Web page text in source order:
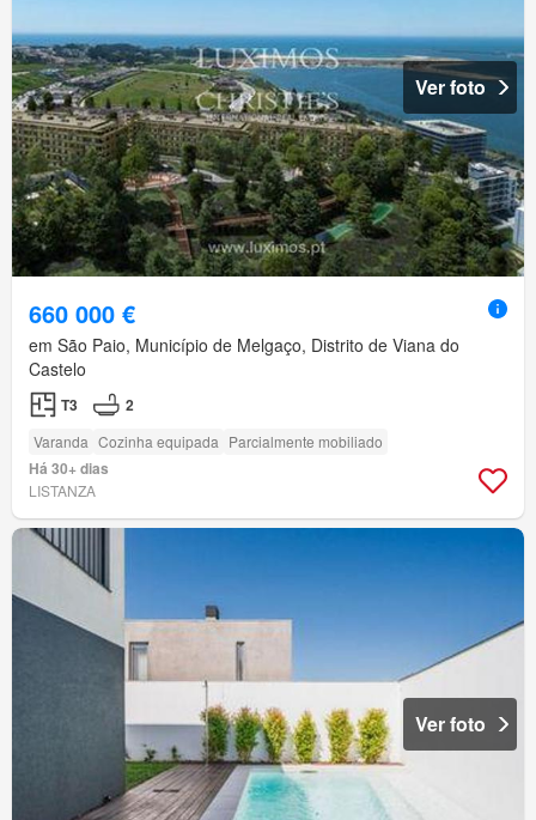
Ver foto
660 000 €
em São Paio, Município de Melgaço, Distrito de Viana do
Castelo
T3 2
Varanda Cozinha equipada Parcialmente mobiliado
Há 30+ dias
LISTANZA
Ver foto